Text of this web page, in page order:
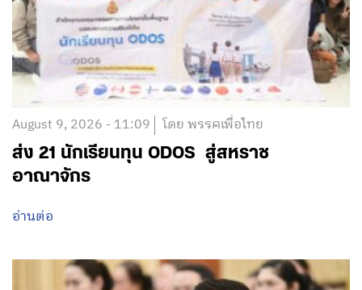
August 9, 2026 - 11:09 โดย พรรคเพื่อไทย
ส่ง 21 นักเรียนทุน ODOS สู่สหราช
อาณาจักร
อ่านต่อ